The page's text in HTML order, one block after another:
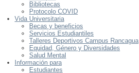
Bibliotecas
Protocolo COVID
Vida Universitaria
Becas y beneficios
Servicios Estudiantiles
Talleres Deportivos Campus Rancagua
Equidad, Género y Diversidades
Salud Mental
Información para
Estudiantes